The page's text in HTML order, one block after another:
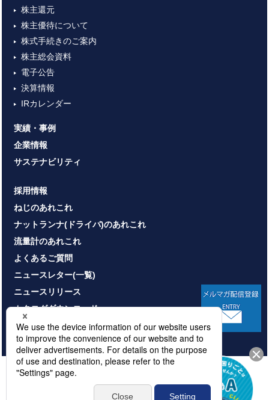
株主還元
株主優待について
株式手続きのご案内
株主総会資料
電子公告
決算情報
IRカレンダー
実績・事例
企業情報
サステナビリティ
採用情報
ねじのあれこれ
ナットランナ(ドライバ)のあれこれ
流量計のあれこれ
よくあるご質問
ニュースレター(一覧)
ニュースリリース
カタログダウンロード
お問い合わせ
プライバシーポリシー
情報セキュリティ基本方針
© NITTOSEIKO CO., LTD. All rights reserved.